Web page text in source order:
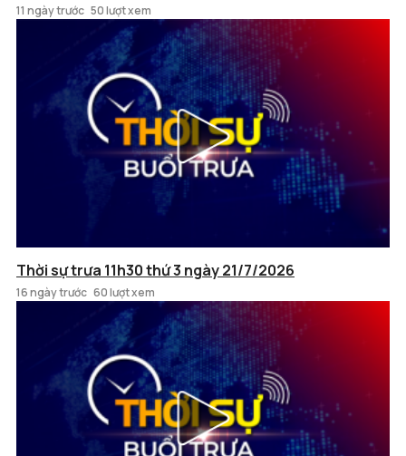
11 ngày trước 50 lượt xem
Thời sự trưa 11h30 thứ 3 ngày 21/7/2026
16 ngày trước 60 lượt xem